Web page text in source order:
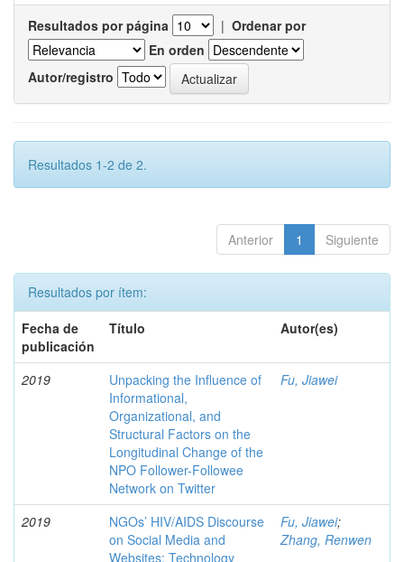
Resultados por página | Ordenar por
En orden
Autor/registro
Resultados 1-2 de 2.
Anterior 1 Siguiente
Resultados por ítem:
Fecha de
publicación
Título Autor(es)
2019
Unpacking the Influence of
Informational,
Organizational, and
Structural Factors on the
Longitudinal Change of the
NPO Follower-Followee
Network on Twitter
Fu, Jiawei
2019
NGOs’ HIV/AIDS Discourse
on Social Media and
Websites: Technology
Fu, Jiawei;
Zhang, Renwen